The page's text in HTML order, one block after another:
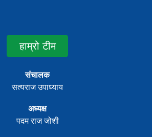
हाम्रो टीम
संचालक
सत्यराज उपाध्याय
अध्यक्ष
पदम राज जोशी